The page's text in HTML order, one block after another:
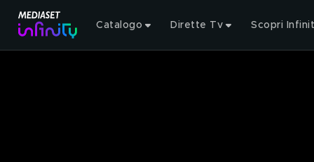
Catalogo Dirette Tv Scopri